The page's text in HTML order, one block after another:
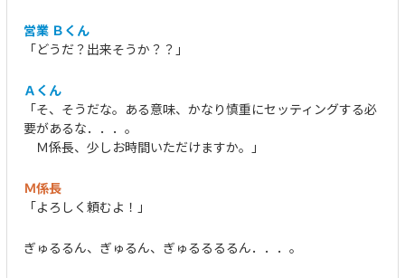
営業 Ｂくん
「どうだ？出来そうか？？」
Ａくん
「そ、そうだな。ある意味、かなり慎重にセッティングする必
要があるな．．．。
Ｍ係長、少しお時間いただけますか。」
Ｍ係長
「よろしく頼むよ！」
ぎゅるるん、ぎゅるん、ぎゅるるるるん．．．。